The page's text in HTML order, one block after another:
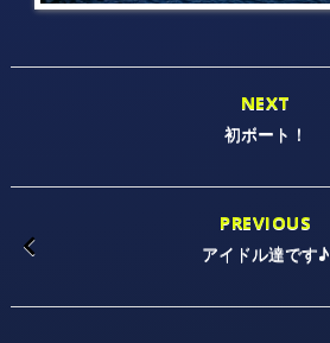
NEXT
初ボート！
PREVIOUS
アイドル達です♪